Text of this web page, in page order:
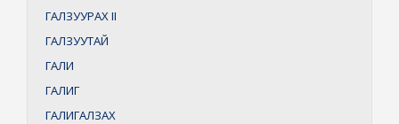
ГАЛЗУУРАХII
ГАЛЗУУТАЙ
ГАЛИ
ГАЛИГ
ГАЛИГАЛЗАХ